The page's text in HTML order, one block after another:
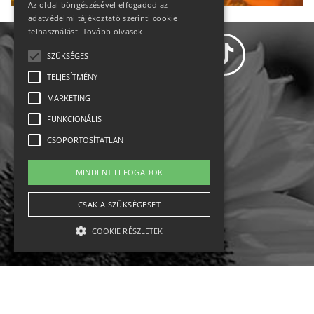
Állásajánlatok
Impresszum-kapcsolat
Jogi nyilatkozat
Rólunk
English
Az oldal böngészésével elfogadod az
adatvédelmi tájékoztató szerinti cookie
felhasználást. Tovább olvasok
SZÜKSÉGES
TELJESÍTMÉNY
MARKETING
FUNKCIONÁLIS
CSOPORTOSÍTATLAN
MINDENT ELFOGADOK
CSAK A SZÜKSÉGESET
COOKIE RÉSZLETEK